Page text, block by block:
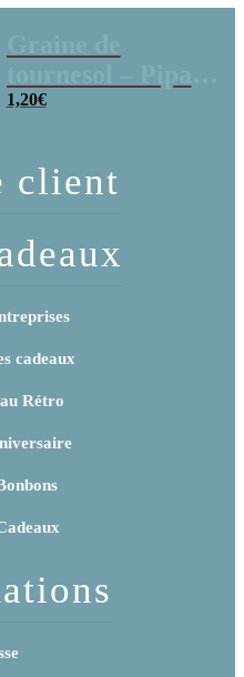
x 3
1,20€
client
cadeaux
Rétro